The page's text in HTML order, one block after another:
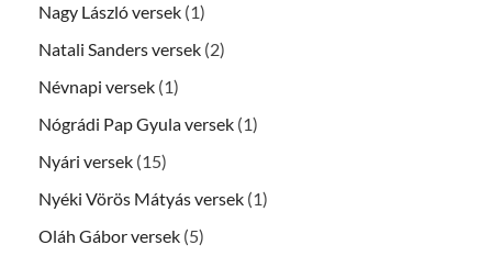
Nagy László versek (1)
Natali Sanders versek (2)
Névnapi versek (1)
Nógrádi Pap Gyula versek (1)
Nyári versek (15)
Nyéki Vörös Mátyás versek (1)
Oláh Gábor versek (5)